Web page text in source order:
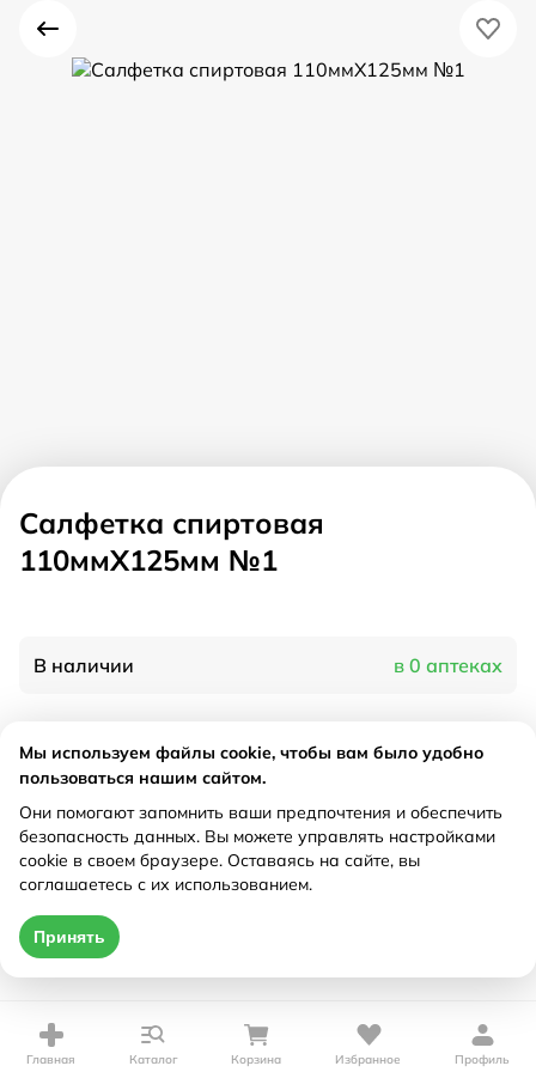
Салфетка спиртовая
110ммX125мм №1
В наличии в 0 аптеках
Характеристики
Рецепт
Не требуется
Главная Каталог Корзина Избранное Профиль
Мы используем файлы cookie, чтобы вам было удобно
пользоваться нашим сайтом.
Они помогают запомнить ваши предпочтения и обеспечить
безопасность данных. Вы можете управлять настройками
cookie в своем браузере. Оставаясь на сайте, вы
соглашаетесь с их использованием.
Принять